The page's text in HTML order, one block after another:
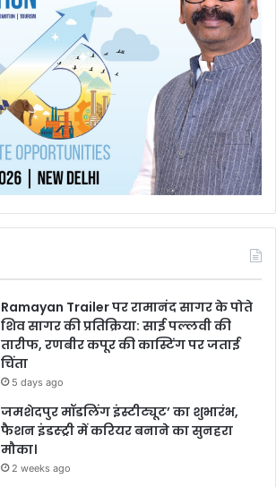
Ramayan Trailer पर रामानंद सागर के पोते
शिव सागर की प्रतिक्रिया: साई पल्लवी की
तारीफ, रणबीर कपूर की कास्टिंग पर जताई
चिंता
5 days ago
जमशेदपुर मॉडलिंग इंस्टीट्यूट’ का शुभारंभ,
फैशन इंडस्ट्री में करियर बनाने का सुनहरा
मौका।
2 weeks ago